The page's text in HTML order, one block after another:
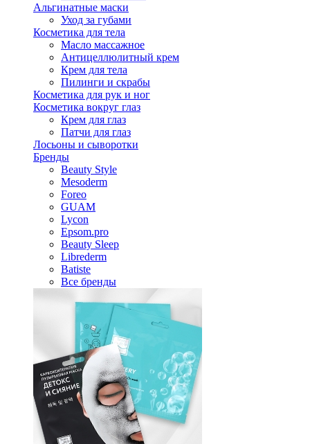
Альгинатные маски
Уход за губами
Косметика для тела
Масло массажное
Антицеллюлитный крем
Крем для тела
Пилинги и скрабы
Косметика для рук и ног
Косметика вокруг глаз
Крем для глаз
Патчи для глаз
Лосьоны и сыворотки
Бренды
Beauty Style
Mesoderm
Foreo
GUAM
Lycon
Epsom.pro
Beauty Sleep
Librederm
Batiste
Все бренды